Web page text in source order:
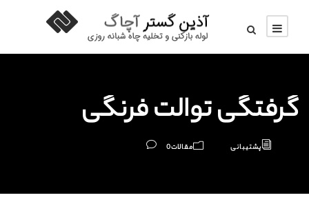
گرفتگی توالت فرنگی
پشتیبانی مقالات0